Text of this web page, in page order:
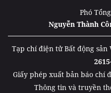
Phó
Nguyễn Thành
Tạp chí điện tử Bất động sản
Giấy phép xuất bản báo chí
Thông tin và truyền